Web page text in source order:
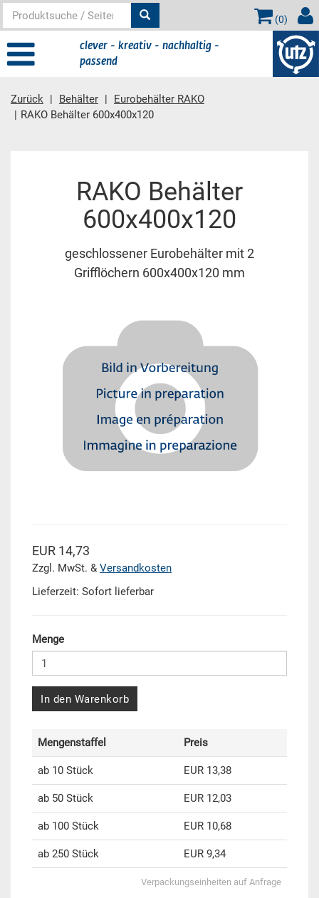
(0)
clever - kreativ - nachhaltig -
passend
Zurück Behälter
Eurobehälter RAKO
RAKO Behälter 600x400x120
RAKO Behälter
600x400x120
geschlossener Eurobehälter mit 2
Grifflöchern 600x400x120 mm
EUR 14,73
Zzgl. MwSt. & Versandkosten
Lieferzeit: Sofort lieferbar
Menge
In den Warenkorb
Mengenstaffel Preis
ab 10 Stück EUR 13,38
ab 50 Stück EUR 12,03
ab 100 Stück EUR 10,68
ab 250 Stück EUR 9,34
Verpackungseinheiten auf Anfrage